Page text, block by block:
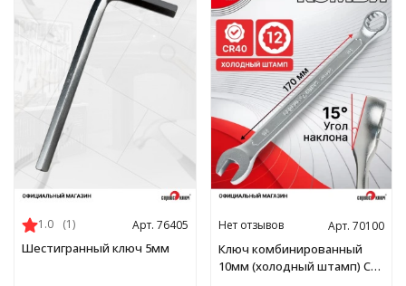
Шестигранный ключ 5мм
1.0 (1) Арт. 76405
Ключ комбинированный
10мм (холодный штамп) CR-
Нет отзывов Арт. 70100